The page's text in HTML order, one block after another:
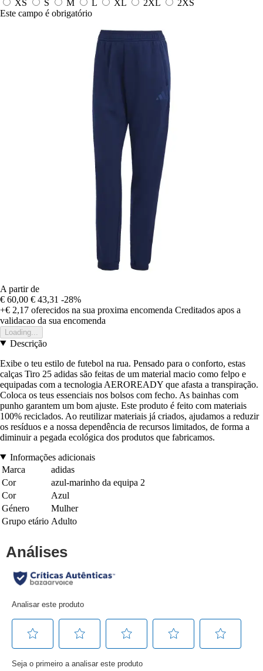
XS
S M L XL 2XL
2XS
Este campo é obrigatório
A partir de
€ 60,00 € 43,31 -28%
+€ 2,17 oferecidos na sua proxima encomenda Creditados apos a
validacao da sua encomenda
Loading...
Descrição
Exibe o teu estilo de futebol na rua. Pensado para o conforto, estas
calças Tiro 25 adidas são feitas de um material macio como felpo e
equipadas com a tecnologia AEROREADY que afasta a transpiração.
Coloca os teus essenciais nos bolsos com fecho. As bainhas com
punho garantem um bom ajuste. Este produto é feito com materiais
100% reciclados. Ao reutilizar materiais já criados, ajudamos a reduzir
os resíduos e a nossa dependência de recursos limitados, de forma a
diminuir a pegada ecológica dos produtos que fabricamos.
Informações adicionais
Marca
adidas
Cor
azul-marinho da equipa 2
Cor
Azul
Género
Mulher
Grupo etário Adulto